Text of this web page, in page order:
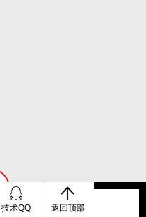
价格
技术QQ 返回顶部